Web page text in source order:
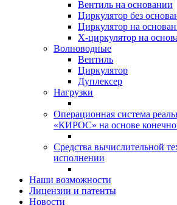
Вентиль на основании
Циркулятор без
Циркулятор на
Х-циркулятор на
Волноводные
Вентиль
Циркулятор
Дуплексер
Нагрузки
Операционная система
«КИРОС» на основе
Средства вычислительной
исполнении
Наши возможности
Лицензии и патенты
Новости